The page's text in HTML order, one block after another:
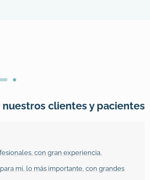
clientes y pacientes
con gran experiencia,
mí, lo más importante, con grandes